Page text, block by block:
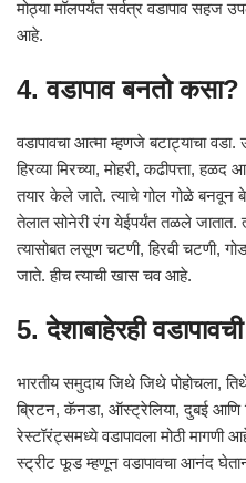
मोठ्या मॉलपर्यंत सर्वत्र वडापाव सहज
आहे.
4. वडापाव बनतो कसा?
वडापावचा आत्मा म्हणजे बटाट्याचा
हिरव्या मिरच्या, मोहरी, कढीपत्ता,
तयार केले जाते. त्याचे गोल गोळे बनवून
तेलात सोनेरी रंग येईपर्यंत तळले जातात.
त्यासोबत लसूण चटणी, हिरवी चटणी,
जाते. हीच त्याची खास चव आहे.
5. देशाबाहेरही
भारतीय समुदाय जिथे जिथे पोहोचला,
ब्रिटन, कॅनडा, ऑस्ट्रेलिया, दुबई आणि
रेस्टॉरंट्समध्ये वडापावला मोठी मागणी
स्ट्रीट फूड म्हणून वडापावचा आनंद